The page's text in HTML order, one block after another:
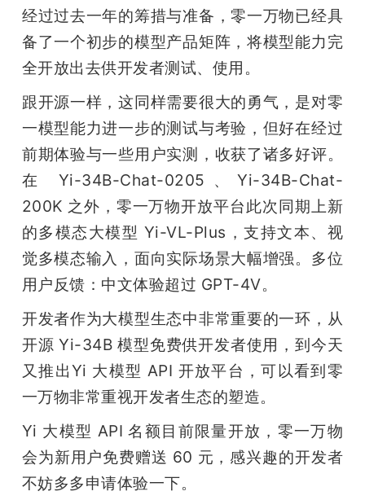
题
爱
搞
机
经过过去一年的筹措与准备，零一万物已经具
备了一个初步的模型产品矩阵，将模型能力完
全开放出去供开发者测试、使用。
跟开源一样，这同样需要很大的勇气，是对零
一模型能力进一步的测试与考验，但好在经过
前期体验与一些用户实测，收获了诸多好评。
在 Yi-34B-Chat-0205、Yi-34B-Chat-
200K 之外，零一万物开放平台此次同期上新
的多模态大模型 Yi-VL-Plus，支持文本、视
觉多模态输入，面向实际场景大幅增强。多位
用户反馈：中文体验超过 GPT-4V。
开发者作为大模型生态中非常重要的一环，从
开源 Yi-34B 模型免费供开发者使用，到今天
又推出Yi 大模型 API 开放平台，可以看到零
一万物非常重视开发者生态的塑造。
Yi 大模型 API 名额目前限量开放，零一万物
会为新用户免费赠送 60 元，感兴趣的开发者
不妨多多申请体验一下。